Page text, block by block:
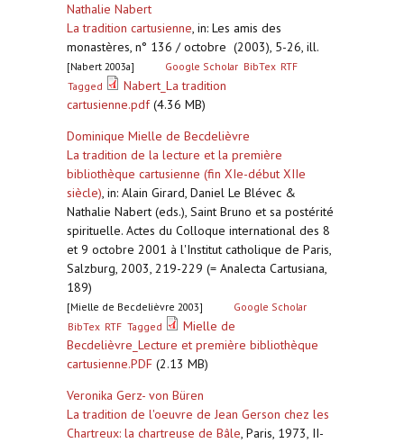
Nathalie Nabert
La tradition cartusienne, in: Les amis des
monastères, n° 136 / octobre (2003), 5-26, ill.
[Nabert 2003a] Google Scholar BibTex RTF
Tagged
Nabert_La tradition
cartusienne.pdf(4.36 MB)
Dominique Mielle de Becdelièvre
La tradition de la lecture et la première
bibliothèque cartusienne (fin XIe-début XIIe
siècle), in: Alain Girard, Daniel Le Blévec &
Nathalie Nabert (eds.), Saint Bruno et sa postérité
spirituelle. Actes du Colloque international des 8
et 9 octobre 2001 à l'Institut catholique de Paris,
Salzburg, 2003, 219-229 (= Analecta Cartusiana,
189)
[Mielle de Becdelièvre 2003]
Google Scholar
BibTex RTF Tagged
Mielle de
Becdelièvre_Lecture et première bibliothèque
cartusienne.PDF (2.13 MB)
Veronika Gerz- von Büren
La tradition de l'oeuvre de Jean Gerson chez les
Chartreux: la chartreuse de Bâle, Paris, 1973, II-